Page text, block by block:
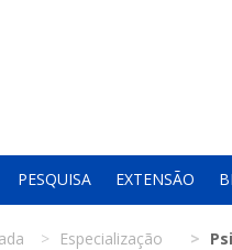
PESQUISA EXTENSÃO
Especialização